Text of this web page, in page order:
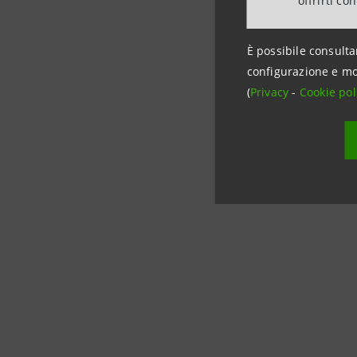
È possibile
configurazione e
(Privacy- Cookie